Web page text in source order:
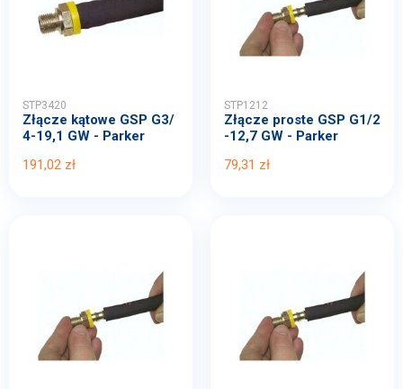
STP3420
Złącze kątowe GSP G3/
4-19,1 GW - Parker
191,02 zł
STP1212
Złącze proste GSP G1/2
-12,7 GW - Parker
79,31 zł